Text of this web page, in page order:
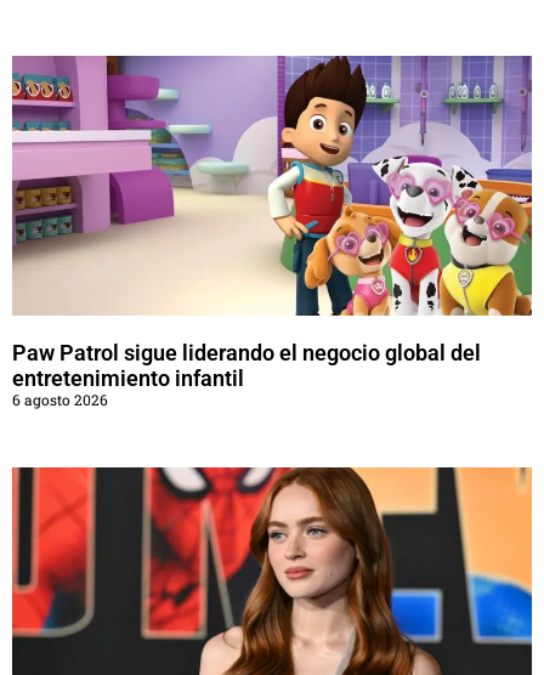
Paw Patrol sigue liderando el negocio global del
entretenimiento infantil
6 agosto 2026